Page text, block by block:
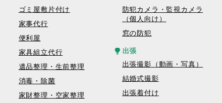
ゴミ屋敷片付け
家事代行
便利屋
家具組立代行
遺品整理・生前整理
消毒・除菌
家財整理・空家整理
防犯カメラ・監視カメラ
（個人向け）
窓の防犯
出張
出張撮影（動画・写真）
結婚式撮影
出張着付け